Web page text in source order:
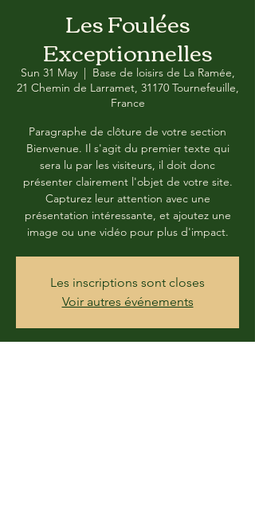
Les Foulées
Exceptionnelles
Sun 31 May
  |
Base de loisirs de La Ramée,
21 Chemin de Larramet, 31170 Tournefeuille,
France
Paragraphe de clôture de votre section
Bienvenue. Il s'agit du premier texte qui
sera lu par les visiteurs, il doit donc
présenter clairement l'objet de votre site.
Capturez leur attention avec une
présentation intéressante, et ajoutez une
image ou une vidéo pour plus d'impact.
Les inscriptions sont closes
Voir autres événements